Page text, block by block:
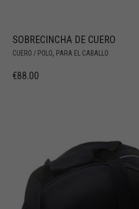
SOBRECINCHA DE CUERO
CUERO / POLO, PARA EL CABALLO
€88.00